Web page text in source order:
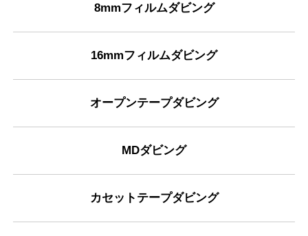
8mmフィルムダビング
16mmフィルムダビング
オープンテープダビング
MDダビング
カセットテープダビング